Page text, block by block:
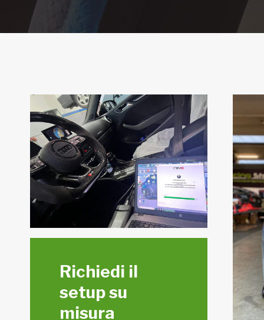
Richiedi il
setup su
misura